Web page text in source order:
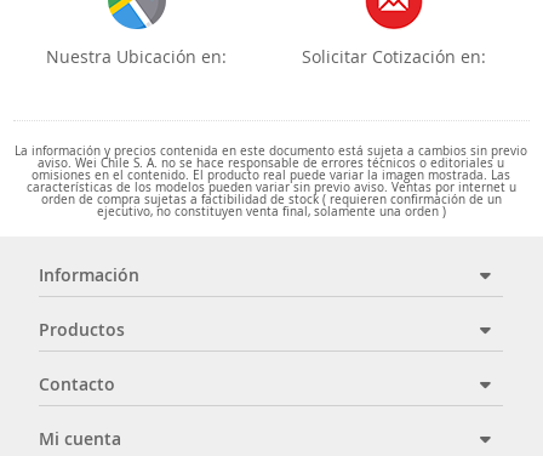
Nuestra Ubicación en: Solicitar Cotización en:
La información y precios contenida en este documento está sujeta a cambios sin previo
aviso. Wei Chile S. A. no se hace responsable de errores técnicos o editoriales u
omisiones en el contenido. El producto real puede variar la imagen mostrada. Las
características de los modelos pueden variar sin previo aviso. Ventas por internet u
orden de compra sujetas a factibilidad de stock ( requieren confirmación de un
ejecutivo, no constituyen venta final, solamente una orden )
Información
Productos
Contacto
Mi cuenta